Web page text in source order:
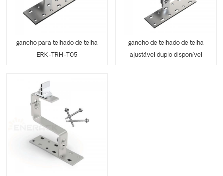
gancho para telhado de telha
ERK-TRH-T05
gancho de telhado de telha
ajustável duplo disponível